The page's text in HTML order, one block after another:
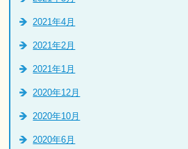
2021年4月
2021年2月
2021年1月
2020年12月
2020年10月
2020年6月